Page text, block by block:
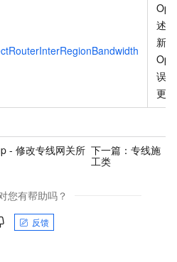
述
新、
误
更
- 修改专线网关所 下一篇： 专线施
工类
您有帮助吗？
反馈